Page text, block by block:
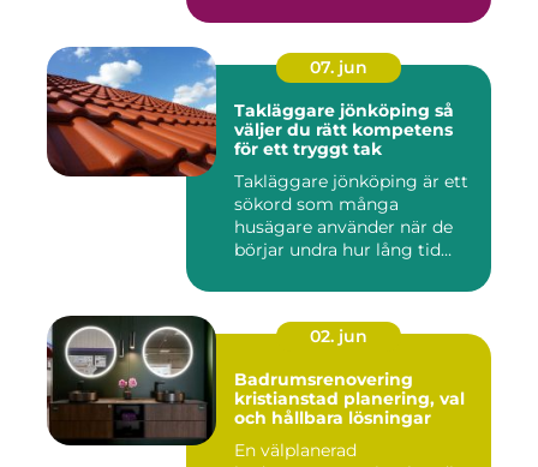
07. jun
Takläggare jönköping så
väljer du rätt kompetens
för ett tryggt tak
Takläggare jönköping är ett
sökord som många
husägare använder när de
börjar undra hur lång tid
02. jun
Badrumsrenovering
kristianstad planering, val
och hållbara lösningar
En välplanerad